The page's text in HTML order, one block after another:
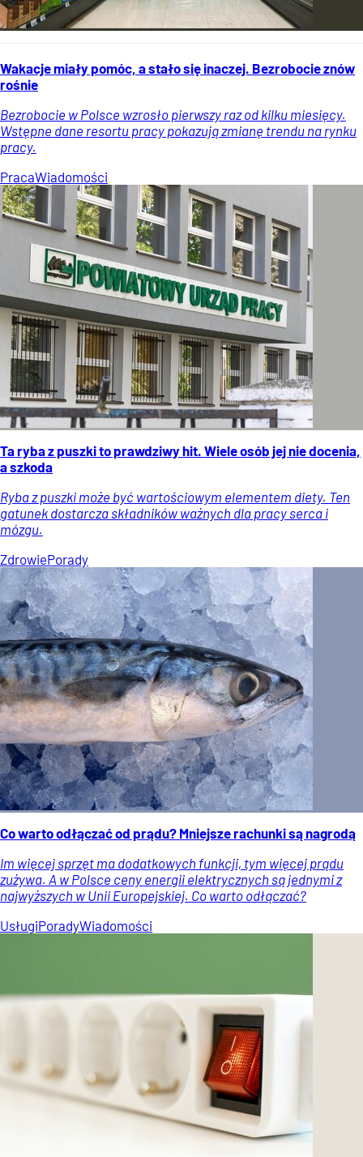
Wakacje miały pomóc, a stało się inaczej. Bezrobocie znów
rośnie
Bezrobocie w Polsce wzrosło pierwszy raz od kilku miesięcy.
Wstępne dane resortu pracy pokazują zmianę trendu na rynku
pracy.
PracaWiadomości
Ta ryba z puszki to prawdziwy hit. Wiele osób jej nie docenia,
a szkoda
Ryba z puszki może być wartościowym elementem diety. Ten
gatunek dostarcza składników ważnych dla pracy serca i
mózgu.
ZdrowiePorady
Co warto odłączać od prądu? Mniejsze rachunki są nagrodą
Im więcej sprzęt ma dodatkowych funkcji, tym więcej prądu
zużywa. A w Polsce ceny energii elektrycznych są jednymi z
najwyższych w Unii Europejskiej. Co warto odłączać?
UsługiPoradyWiadomości